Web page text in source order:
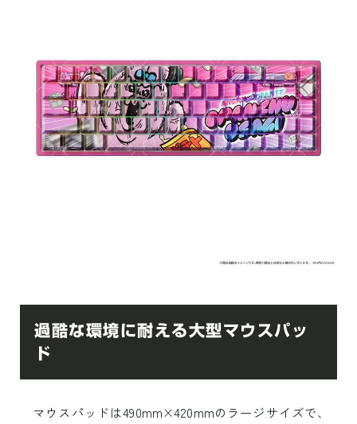
過酷な環境に耐える大型マウスパッ
ド
マウスパッドは490mm×420mmのラージサイズで、